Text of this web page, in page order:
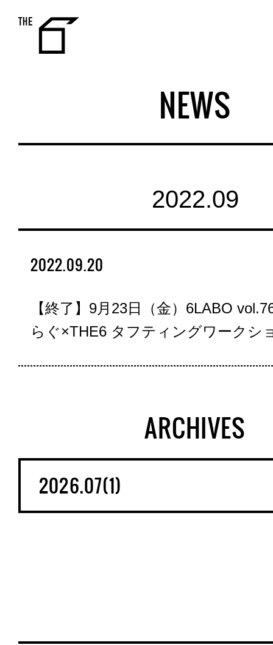
NEWS
2022.09
2022.09.20
【終了】9月23日（金）6LABO
らぐ×THE6 タフティングワークシ
ARCHIVES